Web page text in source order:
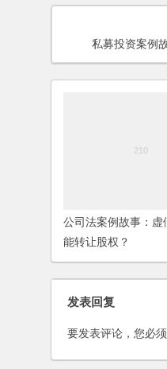
私募投资案例
公司法案例故事：虚
能转让股权？
发表回复
要发表评论，您必